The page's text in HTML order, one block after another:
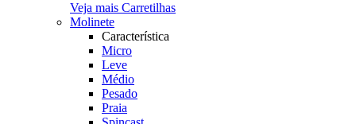
Veja mais Carretilhas
Molinete
Característica
Micro
Leve
Médio
Pesado
Praia